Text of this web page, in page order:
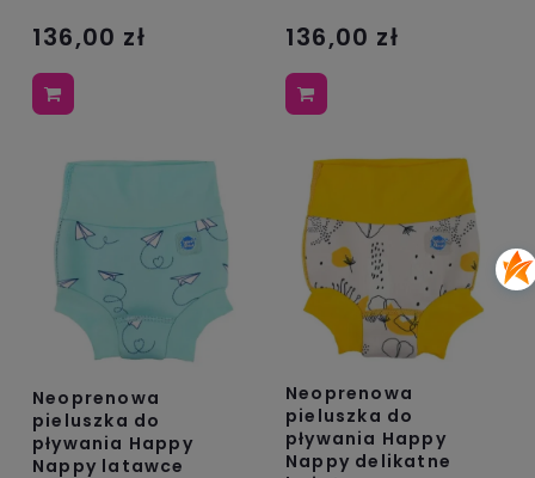
136,00 zł 136,00 zł
Neoprenowa
pieluszka do
pływania Happy
Nappy latawce
Neoprenowa
pieluszka do
pływania Happy
Nappy delikatne